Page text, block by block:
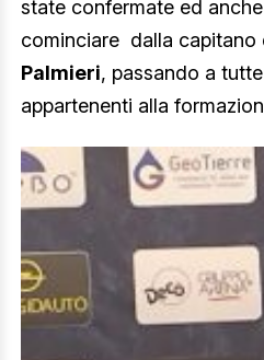
state confermate ed
cominciare dalla capitano
Palmieri, passando a
appartenenti alla